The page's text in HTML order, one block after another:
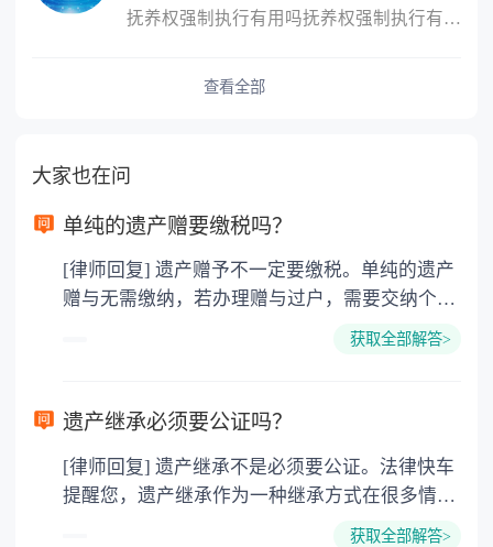
抚养权强制执行有用吗抚养权强制执行有用，抚养权也是可以申请强制
查看全部
大家也在问
单纯的遗产赠要缴税吗？
[律师回复] 遗产赠予不一定要缴税。单纯的遗产
赠与无需缴纳，若办理赠与过户，需要交纳个人
所得税、契税和公证费。赠与过户是没有增值税
要缴纳公证费，具体如下： 1. 公证费：按房
3. 印花税：按房屋评估价的0.05%缴纳 4. 土
地增值税：按房价1%缴纳 5. 房屋产权登记费：
获取全部解答>
遗产继承必须要公证吗？
[律师回复] 遗产继承不是必须要公证。法律快车
提醒您，遗产继承作为一种继承方式在很多情况
下都是不需要公证的，当然，如果需要公正的也
获取全部解答>